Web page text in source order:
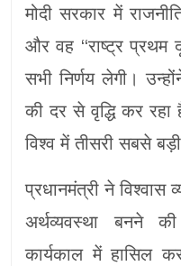
मोदी सरकार में
और वह ‘‘राष्ट्र प्रथम
सभी निर्णय लेगी।
की दर से वृद्धि कर
विश्व में तीसरी सबसे
प्रधानमंत्री ने विश्वास
अर्थव्यवस्था बनने
कार्यकाल में हासिल